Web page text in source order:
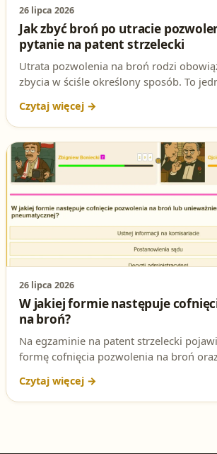
26 lipca 2026
Jak zbyć broń po utracie
pytanie na patent strzelecki
Utrata pozwolenia na broń rodzi
zbycia w ściśle określony sposób. To
może nastąpić zbycie broni przez osobę,
prawo do jej posiadania? Sprawdź
odpowiedź i podstawę prawną.
26 lipca 2026
W jakiej formie następuje
na broń?
Na egzaminie na patent strzelecki
formę cofnięcia pozwolenia na broń
poprawną odpowiedź i podstawę prawną.